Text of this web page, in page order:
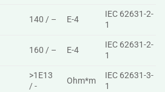
140 / – E-4
IEC 62631-2-
1
160 / – E-4
IEC 62631-2-
1
>1E13
/ -
Ohm*m
IEC 62631-3-
1